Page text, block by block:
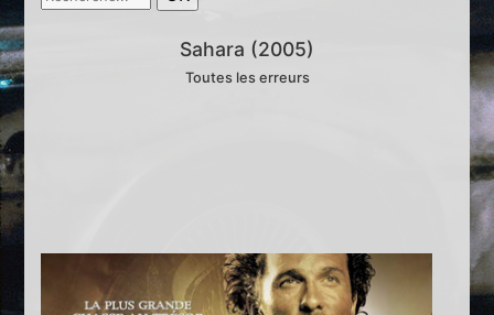
Sahara (2005)
Toutes les erreurs